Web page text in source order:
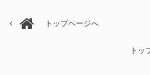
トップページへ
トッ